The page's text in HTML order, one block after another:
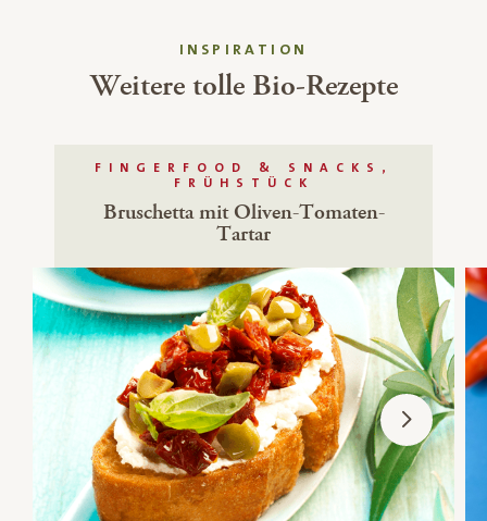
INSPIRATION
Weitere tolle Bio-Rezepte
FINGERFOOD & SNACKS,
FRÜHSTÜCK
Bruschetta mit Oliven-Tomaten-
Tartar